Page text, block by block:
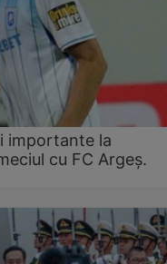
importante la
cu FC Argeş.